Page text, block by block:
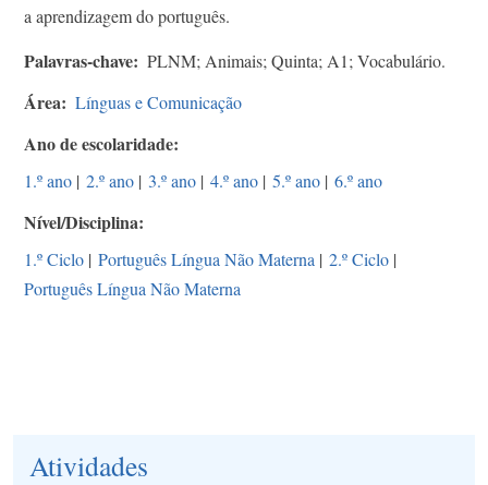
a aprendizagem do português.
Palavras-chave PLNM; Animais; Quinta; A1; Vocabulário.
Área Línguas e Comunicação
Ano de escolaridade
1.º ano | 2.º ano | 3.º ano | 4.º ano | 5.º ano | 6.º ano
Nível/Disciplina
1.º Ciclo | Português Língua Não Materna | 2.º Ciclo |
Português Língua Não Materna
Atividades